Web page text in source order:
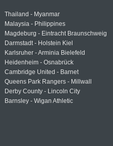
Thailand - Myanmar
Malaysia - Philippines
Magdeburg - Eintracht Braunschweig
Darmstadt - Holstein Kiel
Karlsruher - Arminia Bielefeld
Heidenheim - Osnabrück
Cambridge United - Barnet
Queens Park Rangers - Millwall
Derby County - Lincoln City
Barnsley - Wigan Athletic